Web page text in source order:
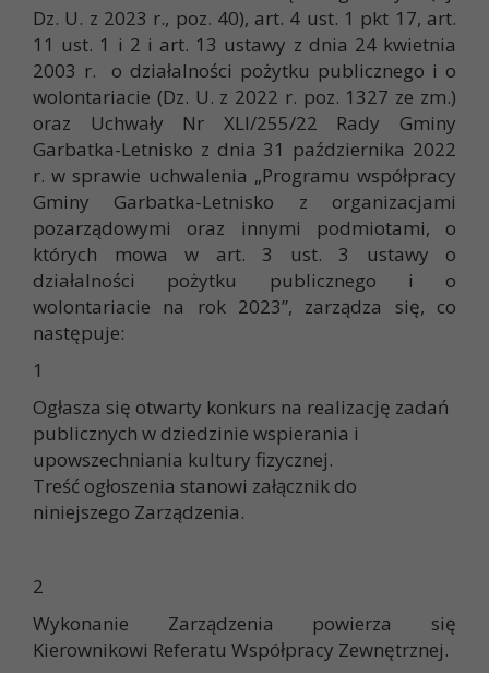
Dz. U. z 2023 r., poz. 40), art. 4 ust. 1 pkt 17, art.
11 ust. 1 i 2 i art. 13 ustawy z dnia 24 kwietnia
2003 r. o działalności pożytku publicznego i o
wolontariacie (Dz. U. z 2022 r. poz. 1327 ze zm.)
oraz Uchwały Nr XLI/255/22 Rady Gminy
Garbatka-Letnisko z dnia 31 października 2022
r. w sprawie uchwalenia „Programu współpracy
Gminy Garbatka-Letnisko z organizacjami
pozarządowymi oraz innymi podmiotami, o
których mowa w art. 3 ust. 3 ustawy o
działalności pożytku publicznego i o
wolontariacie na rok 2023”, zarządza się, co
następuje:
1
Ogłasza się otwarty konkurs na realizację zadań
publicznych w dziedzinie wspierania i
upowszechniania kultury fizycznej.
Treść ogłoszenia stanowi załącznik do
niniejszego Zarządzenia.
2
Wykonanie Zarządzenia powierza się
Kierownikowi Referatu Współpracy Zewnętrznej.